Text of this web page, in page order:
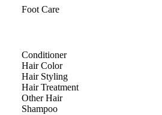
Foot Care
Conditioner
Hair Color
Hair Styling
Hair Treatment
Other Hair
Shampoo